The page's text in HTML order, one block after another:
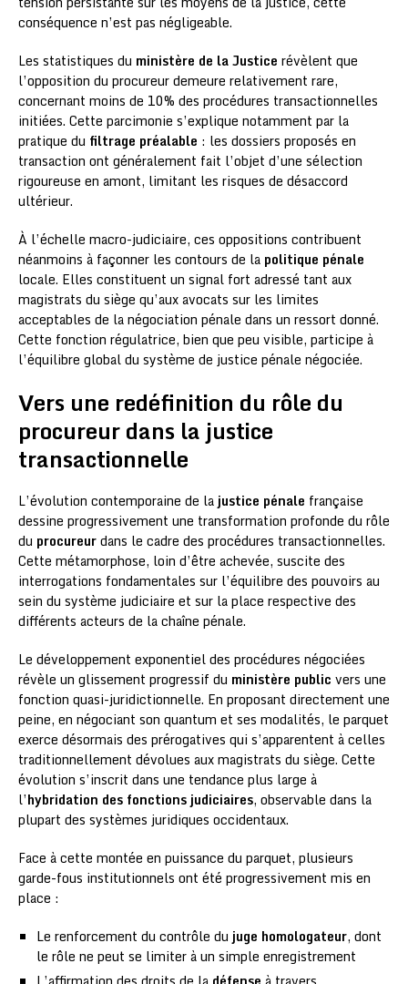
conséquence n’est pas négligeable.
Les statistiques du ministère de la Justice révèlent que
l’opposition du procureur demeure relativement rare,
concernant moins de 10% des procédures transactionnelles
initiées. Cette parcimonie s’explique notamment par la
pratique du filtrage préalable : les dossiers proposés en
transaction ont généralement fait l’objet d’une sélection
rigoureuse en amont, limitant les risques de désaccord
ultérieur.
À l’échelle macro-judiciaire, ces oppositions contribuent
néanmoins à façonner les contours de la politique pénale
locale. Elles constituent un signal fort adressé tant aux
magistrats du siège qu’aux avocats sur les limites
acceptables de la négociation pénale dans un ressort donné.
Cette fonction régulatrice, bien que peu visible, participe à
l’équilibre global du système de justice pénale négociée.
Vers une redéfinition du rôle du
procureur dans la justice
transactionnelle
L’évolution contemporaine de la justice pénale française
dessine progressivement une transformation profonde du rôle
du procureurdans le cadre des procédures transactionnelles.
Cette métamorphose, loin d’être achevée, suscite des
interrogations fondamentales sur l’équilibre des pouvoirs au
sein du système judiciaire et sur la place respective des
différents acteurs de la chaîne pénale.
Le développement exponentiel des procédures négociées
révèle un glissement progressif du ministère public vers une
fonction quasi-juridictionnelle. En proposant directement une
peine, en négociant son quantum et ses modalités, le parquet
exerce désormais des prérogatives qui s’apparentent à celles
traditionnellement dévolues aux magistrats du siège. Cette
évolution s’inscrit dans une tendance plus large à
l’hybridation des fonctions judiciaires, observable dans la
plupart des systèmes juridiques occidentaux.
Face à cette montée en puissance du parquet, plusieurs
garde-fous institutionnels ont été progressivement mis en
place :
Le renforcement du contrôle du juge homologateur, dont
le rôle ne peut se limiter à un simple enregistrement